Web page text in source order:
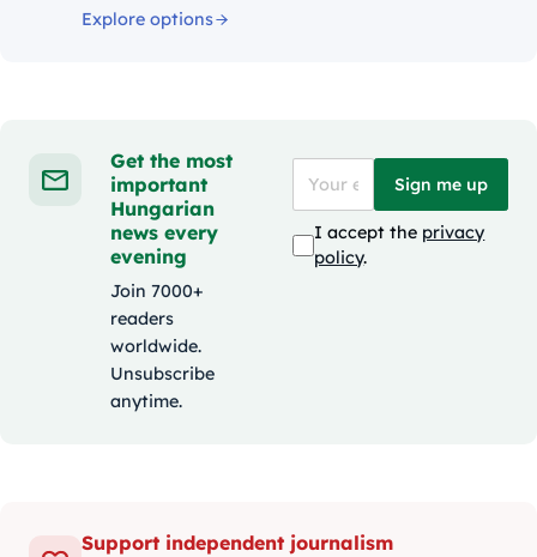
Explore options
Get the most
important
Hungarian
news every
evening
Join 7000+
readers
worldwide.
Unsubscribe
anytime.
Sign me up
I accept the privacy
policy.
Support independent journalism